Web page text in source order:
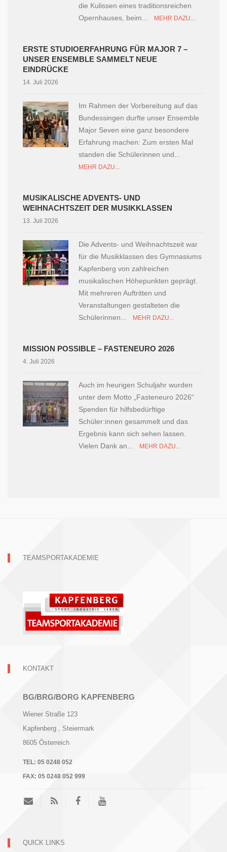
die Kulissen eines traditionsreichen
Opernhauses, beim...
MEHR DAZU...
ERSTE STUDIOERFAHRUNG FÜR MAJOR 7 –
UNSER ENSEMBLE SAMMELT NEUE
EINDRÜCKE
14. Juli 2026
Im Rahmen der Vorbereitung auf das
Bundessingen durfte unser Ensemble
Major Seven eine ganz besondere
Erfahrung machen: Zum ersten Mal
standen die Schülerinnen und...
MEHR DAZU...
MUSIKALISCHE ADVENTS- UND
WEIHNACHTSZEIT DER MUSIKKLASSEN
13. Juli 2026
Die Advents- und Weihnachtszeit war
für die Musikklassen des Gymnasiums
Kapfenberg von zahlreichen
musikalischen Höhepunkten geprägt.
Mit mehreren Auftritten und
Veranstaltungen gestalteten die
Schülerinnen...
MEHR DAZU...
MISSION POSSIBLE – FASTENEURO 2026
4. Juli 2026
Auch im heurigen Schuljahr wurden
unter dem Motto „Fasteneuro 2026“
Spenden für hilfsbedürftige
Schüler:innen gesammelt und das
Ergebnis kann sich sehen lassen.
Vielen Dank an...
MEHR DAZU...
TEAMSPORTAKADEMIE
KONTAKT
BG/BRG/BORG KAPFENBERG
Wiener Straße 123
Kapfenberg
, Steiermark
8605 Österreich
TEL: 05 0248 052
FAX: 05 0248 052 999
QUICK LINKS